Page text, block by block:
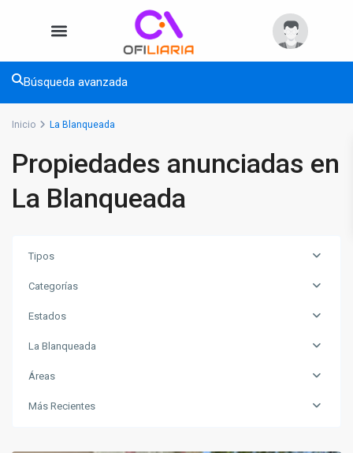
Búsqueda avanzada
Inicio La Blanqueada
Propiedades anunciadas en
La Blanqueada
Tipos
Categorías
Estados
La Blanqueada
Áreas
Más Recientes